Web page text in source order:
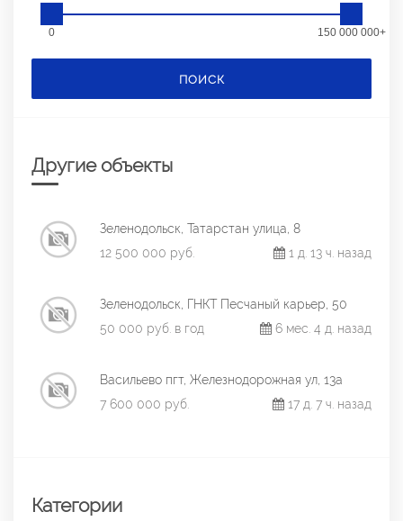
0 150 000 000+
ПОИСК
Другие объекты
Зеленодольск, Татарстан улица, 8
12 500 000 руб.
1 д. 13 ч. назад
Зеленодольск, ГНКТ Песчаный карьер, 50
50 000 руб. в год
6 мес. 4 д. назад
Васильево пгт, Железнодорожная ул, 13а
7 600 000 руб.
17 д. 7 ч. назад
Категории